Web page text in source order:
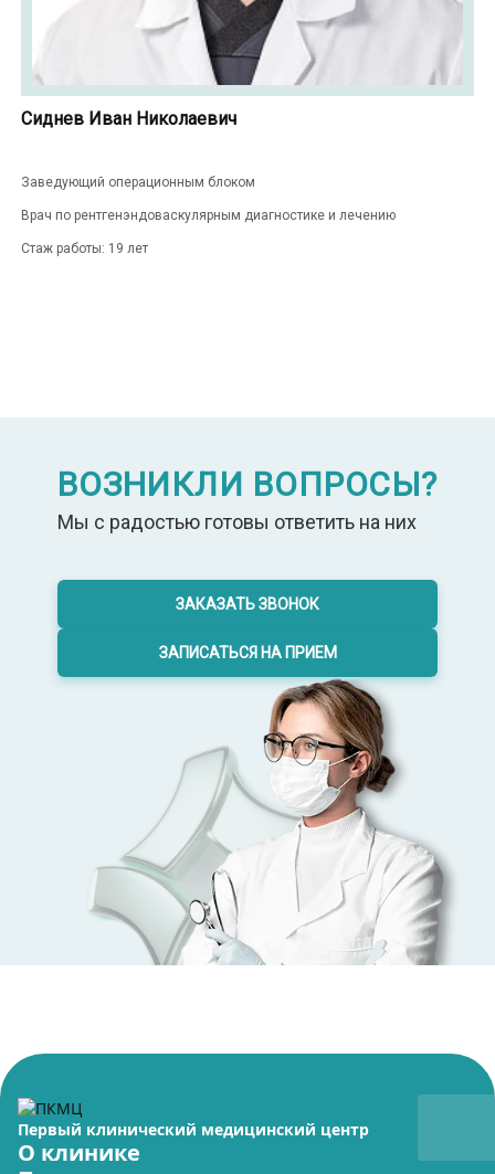
Сиднев Иван Николаевич
Заведующий операционным блоком
Врач по рентгенэндоваскулярным диагностике и лечению
Стаж работы: 19 лет
ВОЗНИКЛИ ВОПРОСЫ?
Мы с радостью готовы ответить на них
ЗАКАЗАТЬ ЗВОНОК
ЗАПИСАТЬСЯ НА ПРИЕМ
Первый клинический медицинский центр
О клинике